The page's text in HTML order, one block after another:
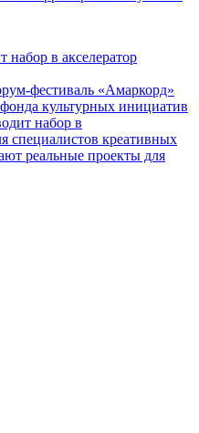
набор в акселератор
фестиваль «Амаркорд»
культурных инициатив
набор в
специалистов креативных
реальные проекты для